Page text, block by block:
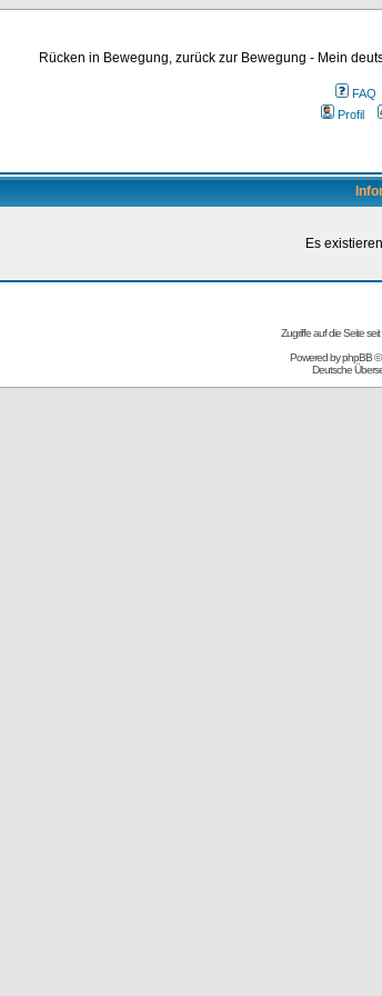
Rücken in Bewegung, zurück zur Bewegung - Mein
FAQ
Profil
Es
Zugriffe auf die Seite
Powered byphpBB©
Deutsche